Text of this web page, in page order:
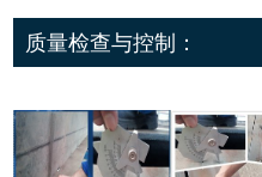
质量检查与控制：